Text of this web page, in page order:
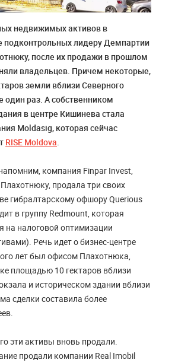
недвижимых активов в
подконтрольных лидеру Демпартии
после их продажи в прошлом
владельцев. Причем некоторые,
земли вблизи Северного
один раз. А собственником
в центре Кишинева стала
Moldasig, которая сейчас
RISE Moldova.
компания Finpar Invest,
продала три своих
гибралтарскому офшору Querious
в группу Redmount, которая
на налоговой оптимизации
Речь идет о бизнес-центре
лет был офисом Плахотнюка,
площадью 10 гектаров вблизи
и историческом здании вблизи
сделки составила более
эти активы вновь продали.
продали компании Real Imobil